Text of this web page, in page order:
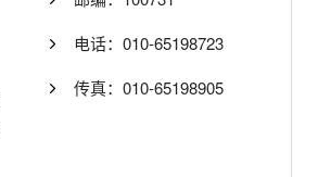
电话：010-65198723
传真：010-65198905